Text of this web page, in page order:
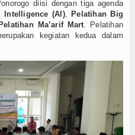
diisi dengan tiga agenda
Intelligence (AI),Pelatihan Big
Ma’arif Mart . Pelatihan
kegiatan kedua dalam